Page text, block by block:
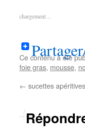
chargement…
Ce contenu a été
foie gras, mousse,
← sucettes